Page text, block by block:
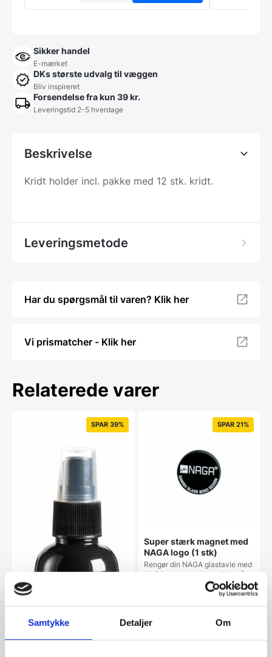
Samtykke Detaljer Om
Sikker handel
E-mærket
DKs største udvalg til væggen
Bliv inspireret
Forsendelse fra kun 39 kr.
Leveringstid 2-5 hverdage
Beskrivelse
Kridt holder incl. pakke med 12 stk. kridt.
Leveringsmetode
Har du spørgsmål til varen? Klik her
Vi prismatcher - Klik her
Relaterede varer
SPAR 39% SPAR 21%
Super stærk magnet med
NAGA logo (1 stk)
Rengør din NAGA glastavle med
NAGAs egen tavlerens.Undgå